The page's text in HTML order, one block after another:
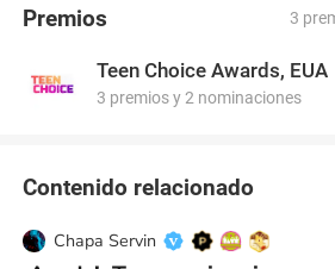
Premios 3
Teen Choice Awards, EUA
3 premios y 2 nominaciones
Contenido relacionado
Chapa Servin